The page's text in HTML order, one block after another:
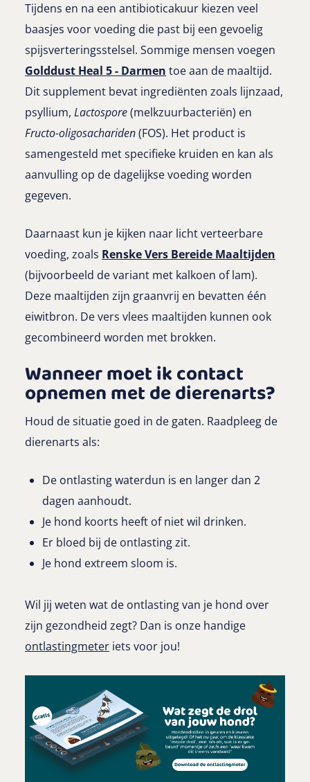
Tijdens en na een antibioticakuur kiezen veel
baasjes voor voeding die past bij een gevoelig
spijsverteringsstelsel. Sommige mensen voegen
Golddust Heal 5 - Darmen toe aan de maaltijd.
Dit supplement bevat ingrediënten zoals lijnzaad,
psyllium, Lactospore(melkzuurbacteriën) en
Fructo-oligosachariden(FOS). Het product is
samengesteld met specifieke kruiden en kan als
aanvulling op de dagelijkse voeding worden
gegeven.
Daarnaast kun je kijken naar licht verteerbare
voeding, zoals Renske Vers Bereide Maaltijden
(bijvoorbeeld de variant met kalkoen of lam).
Deze maaltijden zijn graanvrij en bevatten één
eiwitbron. De vers vlees maaltijden kunnen ook
gecombineerd worden met brokken.
Wanneer moet ik contact
opnemen met de dierenarts?
Houd de situatie goed in de gaten. Raadpleeg de
dierenarts als:
De ontlasting waterdun is en langer dan 2
dagen aanhoudt.
Je hond koorts heeft of niet wil drinken.
Er bloed bij de ontlasting zit.
Je hond extreem sloom is.
Wil jij weten wat de ontlasting van je hond over
zijn gezondheid zegt? Dan is onze handige
ontlastingmeter iets voor jou!